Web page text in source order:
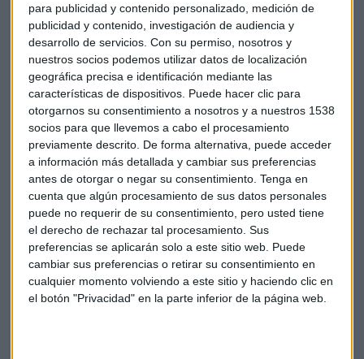
para publicidad y contenido personalizado, medición de
publicidad y contenido, investigación de audiencia y
desarrollo de servicios. Con su permiso, nosotros y
nuestros socios podemos utilizar datos de localización
geográfica precisa e identificación mediante las
características de dispositivos. Puede hacer clic para
otorgarnos su consentimiento a nosotros y a nuestros 1538
socios para que llevemos a cabo el procesamiento
previamente descrito. De forma alternativa, puede acceder
a información más detallada y cambiar sus preferencias
antes de otorgar o negar su consentimiento. Tenga en
cuenta que algún procesamiento de sus datos personales
puede no requerir de su consentimiento, pero usted tiene
el derecho de rechazar tal procesamiento. Sus
preferencias se aplicarán solo a este sitio web. Puede
cambiar sus preferencias o retirar su consentimiento en
cualquier momento volviendo a este sitio y haciendo clic en
el botón "Privacidad" en la parte inferior de la página web.
"El rally ya está hecho"
Respecto aTesla, que acumula un 85% de beneficios para
algunos inversores, el analista recomienda mantener las
posiciones, aunque sugiere vigilar el nivel de 400 como
punto crítico. Por debajo de este nivel, aconseja considerar
deshacer el 50% de la posición, aunque mantiene una visión
alcista en el medio y largo plazo.
En cuanto aPayPal, el experto sugiere cautela. A pesar de
mostrar máximos y mínimos relativos crecientes desde
julio, la zona de 85 podría ser interesante para tomar